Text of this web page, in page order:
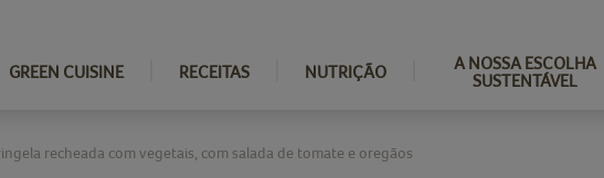
GREEN CUISINE RECEITAS NUTRIÇÃO
A NOSSA ESCOLHA
SUSTENTÁVEL
recheada com vegetais, com salada de tomate e oregãos